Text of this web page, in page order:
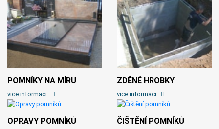
POMNÍKY NA MÍRU
více informací
ZDĚNÉ HROBKY
více informací
OPRAVY POMNÍKŮ ČIŠTĚNÍ POMNÍKŮ